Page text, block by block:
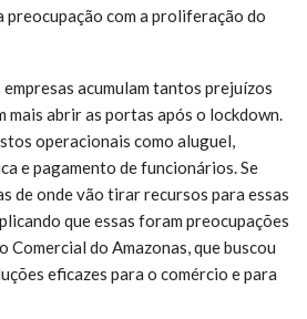
preocupação com a proliferação do
acumulam tantos prejuízos
mais abrir as portas após o lockdown.
operacionais como aluguel,
e pagamento de funcionários. Se
de onde vão tirar recursos para essas
que essas foram preocupações
Comercial do Amazonas, que buscou
eficazes para o comércio e para